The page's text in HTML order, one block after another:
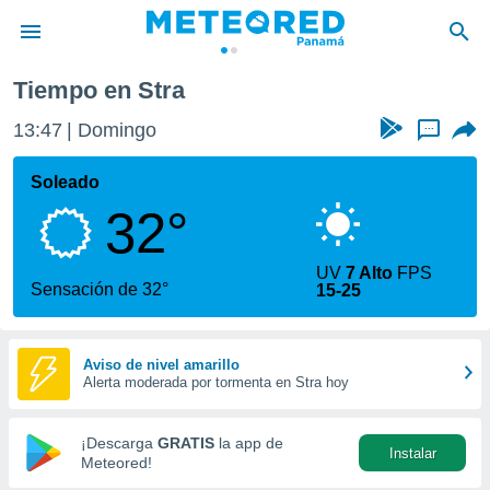
de
ha
calidad.
a este
las
y
forma
digital
basada
Tiempo en Stra
13:47 Domingo ...
Soleado
32°
Sensación de 32°
UV7 Alto FPS
15-25
Aviso de nivel amarillo
Alerta moderada por tormenta en Stra hoy
¡Descarga GRATIS la app de
Meteored!
Instalar